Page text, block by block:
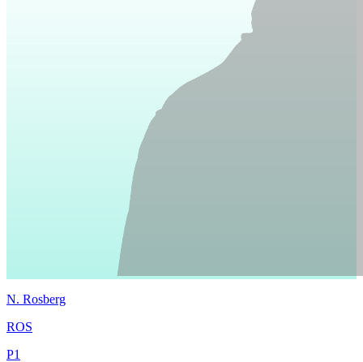
N. Rosberg
ROS
P1